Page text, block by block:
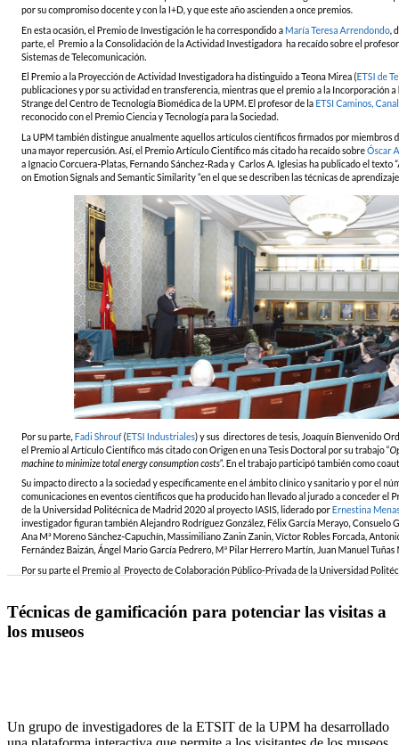
Técnicas de gamificación para potenciar las visitas a
los museos
Un grupo de investigadores de la ETSIT de la UPM ha desarrollado